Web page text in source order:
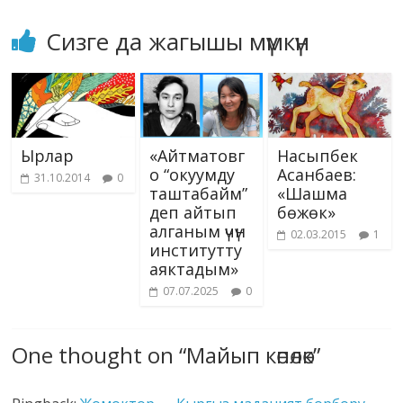
Сизге да жагышы мүмкүн
Ырлар
31.10.2014 0
«Айтматовг
о “окуумду
таштабайм”
деп айтып
алганым үчүн
институтту
аяктадым»
07.07.2025 0
Насыпбек
Асанбаев:
«Шашма
бөжөк»
02.03.2015 1
One thought on “Майып көпөлөк”